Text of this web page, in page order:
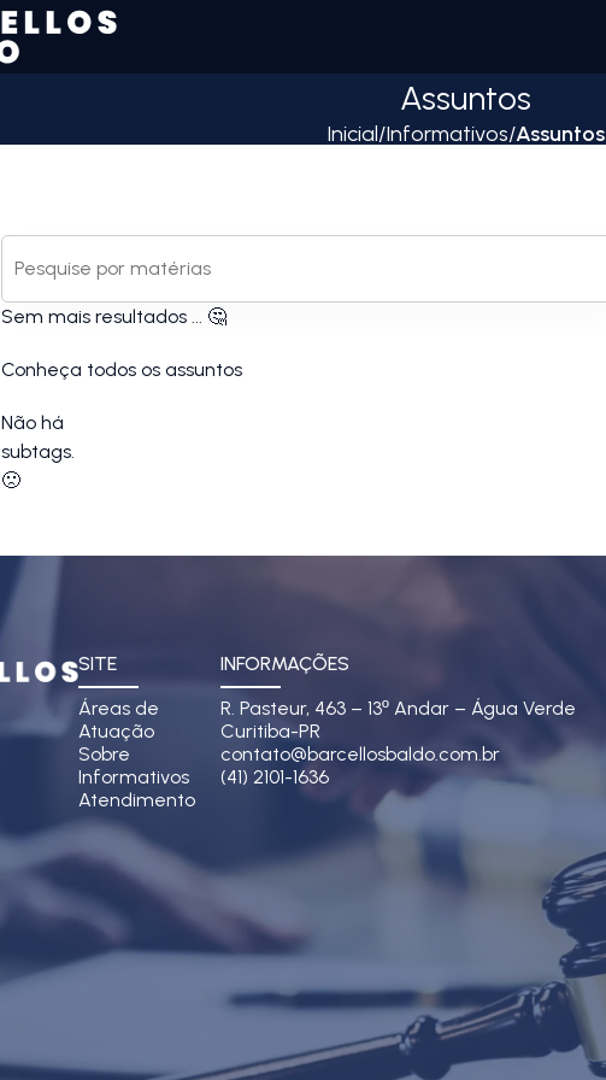
Assuntos
Inicial/Informativos/Assuntos
Sem mais resultados ... 🤔
Conheça todos os assuntos
Não há
subtags.
🙁
SITE
Áreas de
Atuação
Sobre
Informativos
Atendimento
INFORMAÇÕES
R. Pasteur, 463 – 13º Andar – Água Verde
Curitiba-PR
contato@barcellosbaldo.com.br
(41) 2101-1636